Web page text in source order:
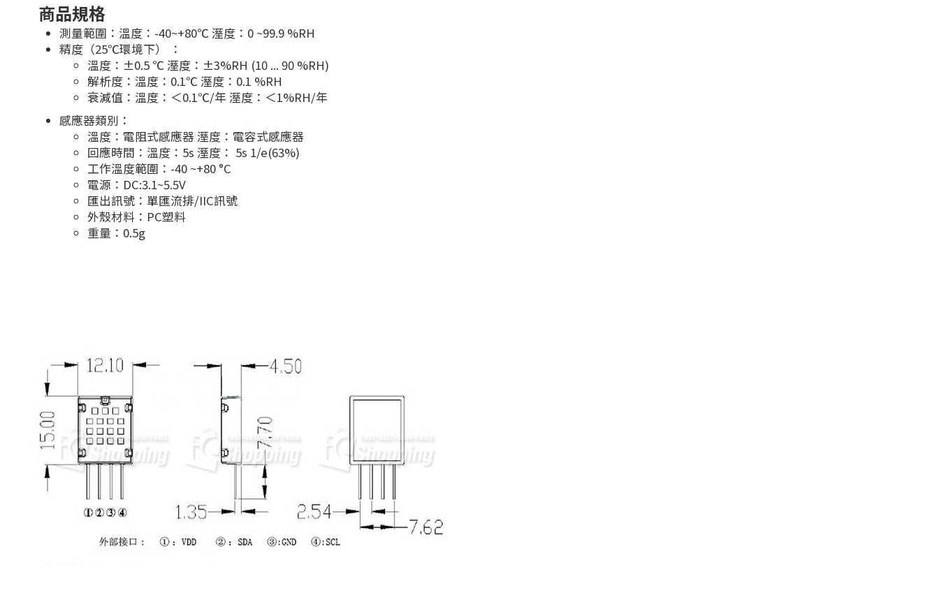
商品規格
測量範圍：溫度：-40~+80℃ 溼度：0 ~99.9 %RH
精度（25℃環境下） ：
溫度：±0.5 ℃ 溼度：±3%RH (10 ... 90 %RH)
解析度：溫度：0.1℃ 溼度：0.1 %RH
衰減值：溫度：＜0.1℃/年 溼度：＜1%RH/年
感應器類別：
溫度：電阻式感應器 溼度：電容式感應器
回應時間：溫度：5s 溼度： 5s 1/e(63%)
工作溫度範圍：-40 ~+80 °C
電源：DC:3.1~5.5V
匯出訊號：單匯流排/IIC訊號
外殼材料：PC塑料
重量：0.5g